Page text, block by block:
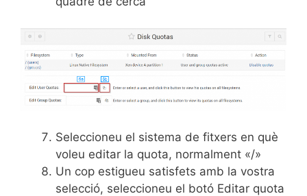
Seleccioneu el sistema de fitxers en què
voleu editar la quota, normalment «/»
Un cop estigueu satisfets amb la vostra
selecció, seleccioneu el botó Editar quota